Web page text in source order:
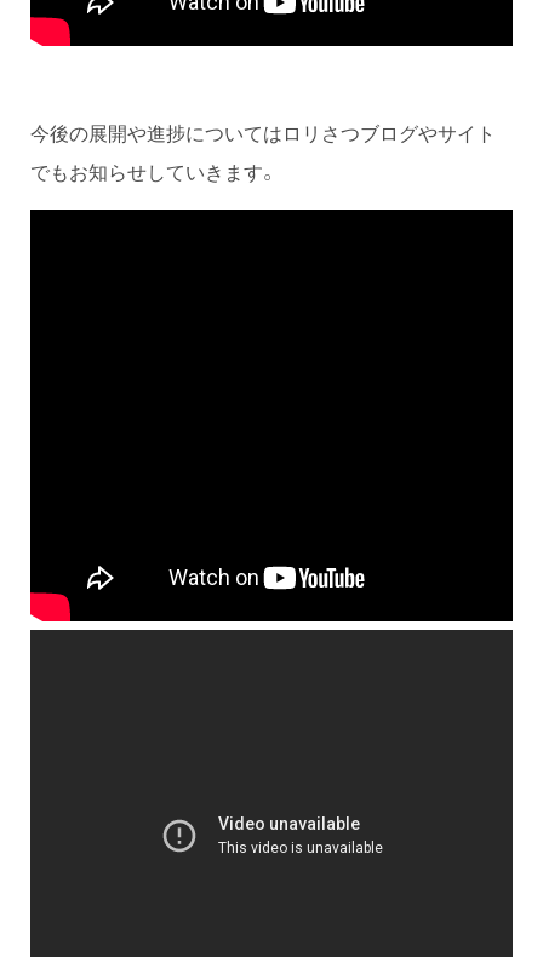
今後の展開や進捗についてはロリさつブログやサイト
でもお知らせしていきます。